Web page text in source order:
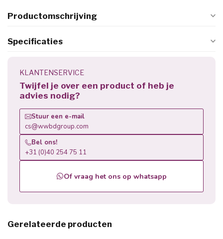
Productomschrijving
Specificaties
KLANTENSERVICE
Twijfel je over een product of heb je
advies nodig?
Stuur een e-mail
cs@wwbdgroup.com
Bel ons!
+31 (0)40 254 75 11
Of vraag het ons op whatsapp
Gerelateerde producten